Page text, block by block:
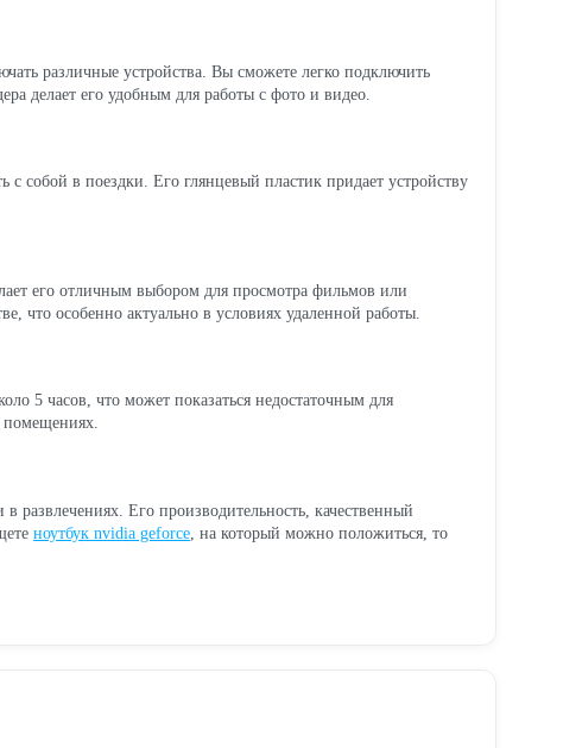
различные устройства. Вы сможете легко подключить
делает его удобным для работы с фото и видео.
с собой в поездки. Его глянцевый пластик придает устройству
его отличным выбором для просмотра фильмов или
что особенно актуально в условиях удаленной работы.
5 часов, что может показаться недостаточным для
помещениях.
Его производительность, качественный
ноутбук nvidia geforce , на который можно положиться, то